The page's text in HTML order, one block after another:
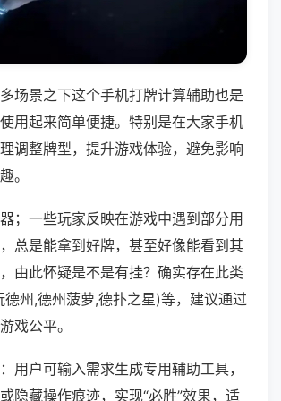
场景之下这个手机打牌计算辅助也是
用起来简单便捷。特别是在大家手机
调整牌型，提升游戏体验，避免影响
。
；一些玩家反映在游戏中遇到部分用
总是能拿到好牌，甚至好像能看到其
由此怀疑是不是有挂？确实存在此类
州,德州菠萝,德扑之星)等，建议通过
戏公平。
用户可输入需求生成专用辅助工具，
隐藏操作痕迹，实现“必胜”效果，适